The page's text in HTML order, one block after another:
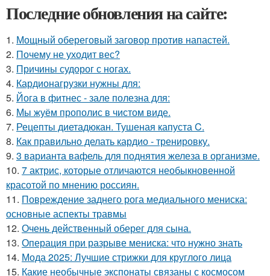
Последние обновления на сайте:
1. Мощный обереговый заговор против напастей.
2. Почему не уходит вес?
3. Причины судорог с ногах.
4. Кардионагрузки нужны для:
5. Йога в фитнес - зале полезна для:
6. Мы жуём прополис в чистом виде.
7. Рецепты диетадюкан. Тушеная капуста C.
8. Как правильно делать кардио - тренировку.
9. 3 варианта вафель для поднятия железа в организме.
10. 7 актрис, которые отличаются необыкновенной
красотой по мнению россиян.
11. Повреждение заднего рога медиального мениска:
основные аспекты травмы
12. Очень действенный оберег для сына.
13. Операция при разрыве мениска: что нужно знать
14. Мода 2025: Лучшие стрижки для круглого лица
15. Какие необычные экспонаты связаны с космосом